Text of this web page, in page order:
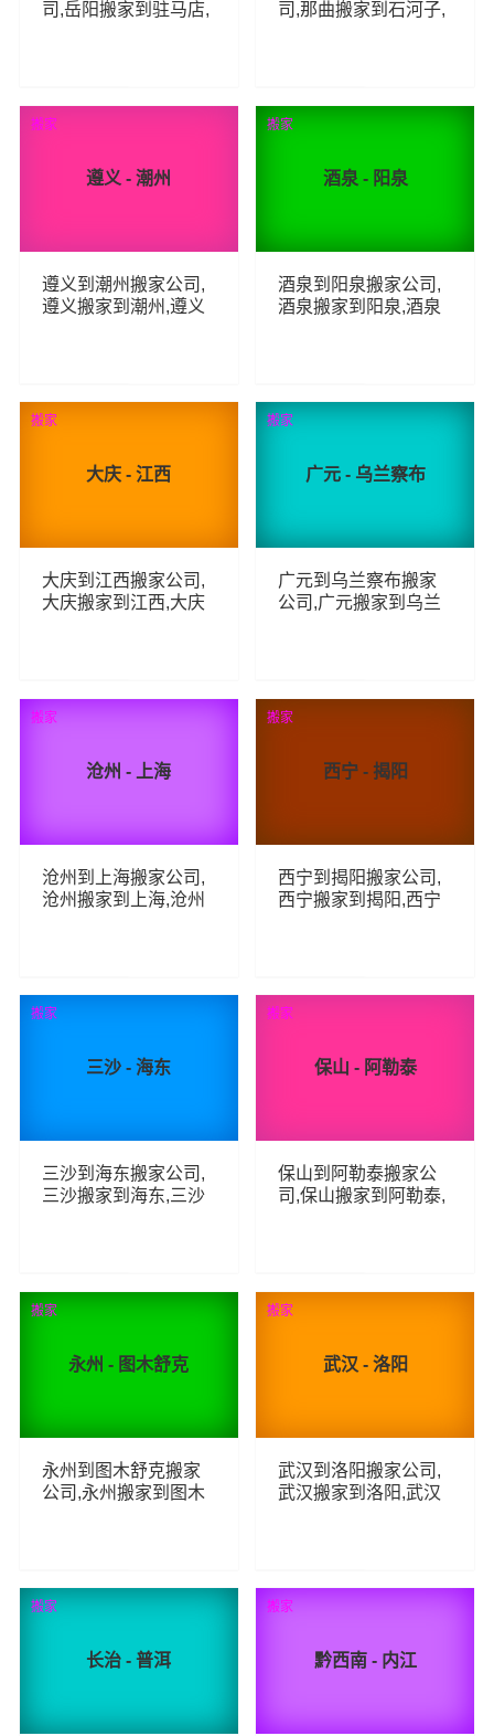
司,岳阳搬家到驻马店,
78 查看详细
司,那曲搬家到石河子,
59 查看详细
遵义 - 潮州
遵义到潮州搬家公司,
遵义搬家到潮州,遵义
63 查看详细
搬家
酒泉 - 阳泉
酒泉到阳泉搬家公司,
酒泉搬家到阳泉,酒泉
70 查看详细
搬家
大庆 - 江西
大庆到江西搬家公司,
大庆搬家到江西,大庆
67 查看详细
搬家
广元 - 乌兰察布
广元到乌兰察布搬家
公司,广元搬家到乌兰
63 查看详细
搬家
沧州 - 上海
沧州到上海搬家公司,
沧州搬家到上海,沧州
71 查看详细
搬家
西宁 - 揭阳
西宁到揭阳搬家公司,
西宁搬家到揭阳,西宁
58 查看详细
搬家
三沙 - 海东
三沙到海东搬家公司,
三沙搬家到海东,三沙
56 查看详细
搬家
保山 - 阿勒泰
保山到阿勒泰搬家公
司,保山搬家到阿勒泰,
88 查看详细
搬家
永州 - 图木舒克
永州到图木舒克搬家
公司,永州搬家到图木
77 查看详细
搬家
武汉 - 洛阳
武汉到洛阳搬家公司,
武汉搬家到洛阳,武汉
70 查看详细
搬家
长治 - 普洱
搬家
黔西南 - 内江
搬家